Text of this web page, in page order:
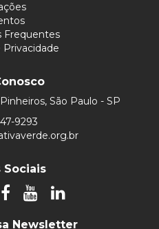
Frequentes
Privacidade
São Paulo - SP
9293
Sociais
Newsletter